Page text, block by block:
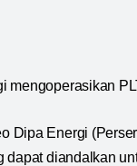
mengoperasikan
Dipa Energi
dapat diandalkan